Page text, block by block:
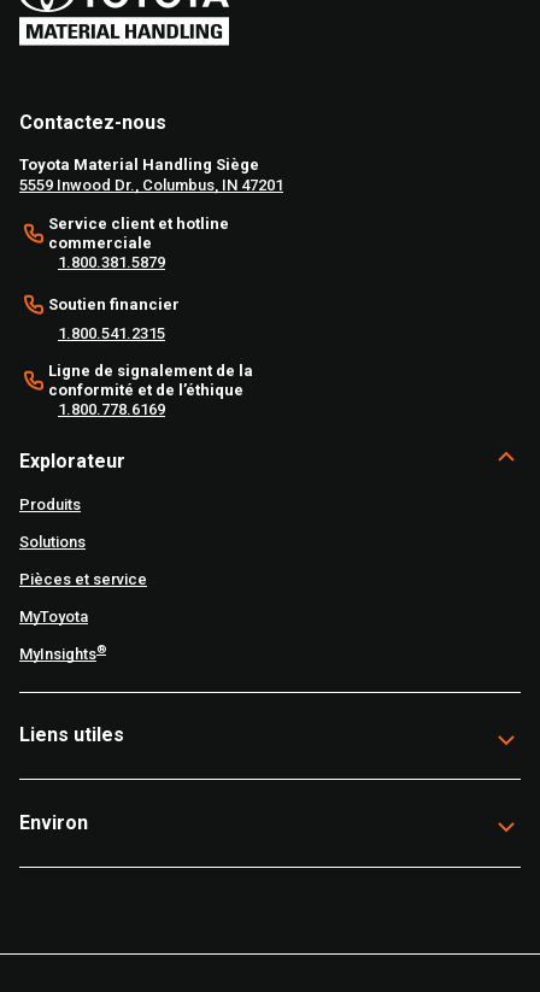
Contactez-nous
Toyota Material Handling Siège
5559 Inwood Dr., Columbus, IN 47201
Service client et hotline
commerciale
1.800.381.5879
Soutien financier
1.800.541.2315
Ligne de signalement de la
conformité et de l’éthique
1.800.778.6169
Explorateur
Produits
Solutions
Pièces et service
MyToyota
MyInsights®
Liens utiles
Environ